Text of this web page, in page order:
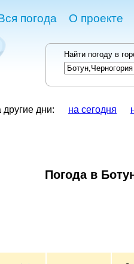
погода О проекте
Найти погоду в
другие дни: на сегодня
Погода в